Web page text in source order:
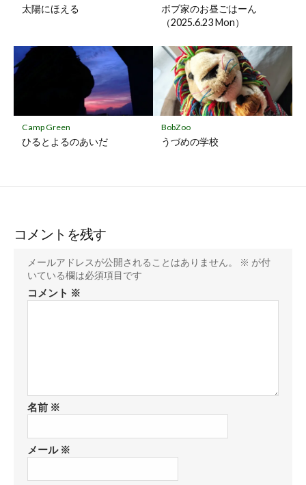
太陽にほえる
ボブ家のお昼ごはーん
（2025.6.23 Mon）
Camp Green
ひるとよるのあいだ
BobZoo
うづめの学校
コメントを残す
メールアドレスが公開されることはありません。 ※ が付
いている欄は必須項目です
コメント ※
名前 ※
メール ※